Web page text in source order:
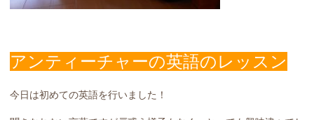
アンティーチャーの英語のレッスン
今日は初めての英語を行いました！